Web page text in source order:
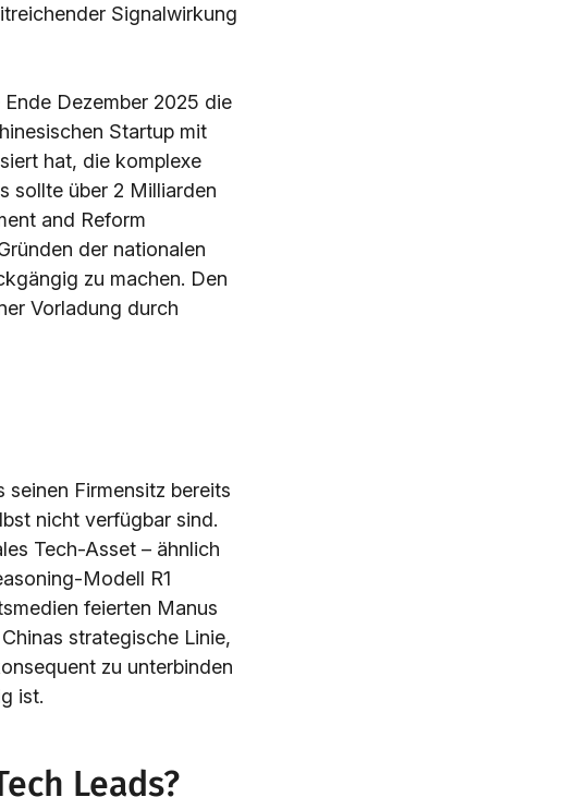
Signalwirkung
Dezember 2025 die
Startup mit
hat, die komplexe
sollte über 2 Milliarden
and Reform
der nationalen
zu machen. Den
Vorladung durch
Firmensitz bereits
nicht verfügbar sind.
Tech-Asset – ähnlich
Modell R1
feierten Manus
strategische Linie,
zu unterbinden
ist.
Leads?